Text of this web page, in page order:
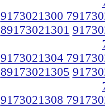
9173021300
89173021301
9173021304
89173021305
9173021308